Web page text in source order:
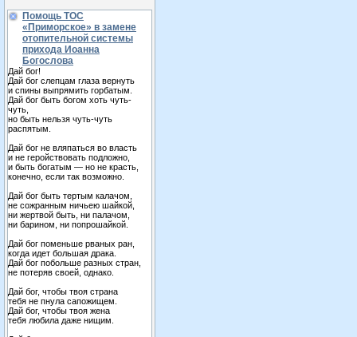
Помощь ТОС
«Приморское» в замене
отопительной системы
прихода Иоанна
Богослова
Дай бог!
Дай бог слепцам глаза вернуть
и спины выпрямить горбатым.
Дай бог быть богом хоть чуть-
чуть,
но быть нельзя чуть-чуть
распятым.
Дай бог не вляпаться во власть
и не геройствовать подложно,
и быть богатым — но не красть,
конечно, если так возможно.
Дай бог быть тертым калачом,
не сожранным ничьею шайкой,
ни жертвой быть, ни палачом,
ни барином, ни попрошайкой.
Дай бог поменьше рваных ран,
когда идет большая драка.
Дай бог побольше разных стран,
не потеряв своей, однако.
Дай бог, чтобы твоя страна
тебя не пнула сапожищем.
Дай бог, чтобы твоя жена
тебя любила даже нищим.